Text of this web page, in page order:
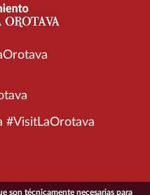
#VisitLaOrotava
son técnicamente necesarias para